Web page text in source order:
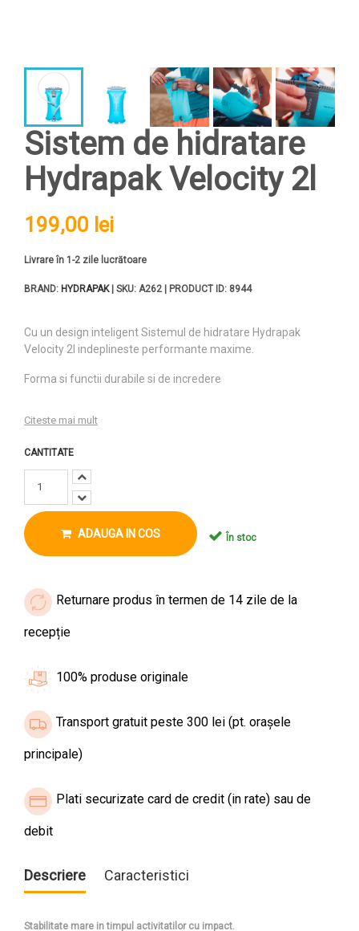
Sistem de hidratare
Hydrapak Velocity 2l
199,00 lei
Livrare în 1-2 zile lucrătoare
BRAND: HYDRAPAK| SKU: A262 | PRODUCT ID: 8944
Cu un design inteligent Sistemul de hidratare Hydrapak
Velocity 2l indeplineste performante maxime.
Forma si functii durabile si de incredere
Citeste mai mult
CANTITATE
ADAUGA IN COS În stoc
Returnare produs în termen de 14 zile de la
recepție
100% produse originale
Transport gratuit peste 300 lei (pt. orașele
principale)
Plati securizate card de credit (in rate) sau de
debit
Descriere Caracteristici
Stabilitate mare in timpul activitatilor cu impact.